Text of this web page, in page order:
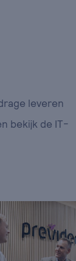
leveren
bekijk de IT-